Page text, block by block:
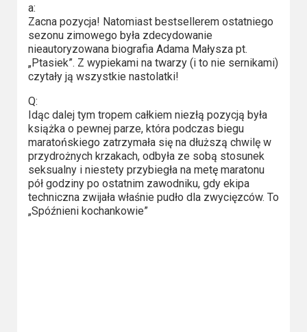
2021
2020
2019
2018
2016
2017
2015
a:
Zacna pozycja! Natomiast bestsellerem ostatniego
sezonu zimowego była zdecydowanie
nieautoryzowana biografia Adama Małysza pt.
„Ptasiek”. Z wypiekami na twarzy (i to nie sernikami)
czytały ją wszystkie nastolatki!
Q:
Idąc dalej tym tropem całkiem niezłą pozycją była
książka o pewnej parze, która podczas biegu
maratońskiego zatrzymała się na dłuższą chwilę w
przydrożnych krzakach, odbyła ze sobą stosunek
seksualny i niestety przybiegła na metę maratonu
pół godziny po ostatnim zawodniku, gdy ekipa
techniczna zwijała właśnie pudło dla zwycięzców. To
„Spóźnieni kochankowie”